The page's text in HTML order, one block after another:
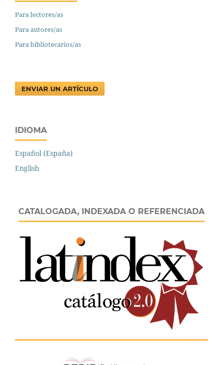
Para lectores/as
Para autores/as
Para bibliotecarios/as
ENVIAR UN ARTÍCULO
IDIOMA
Español (España)
English
CATALOGADA, INDEXADA O REFERENCIADA